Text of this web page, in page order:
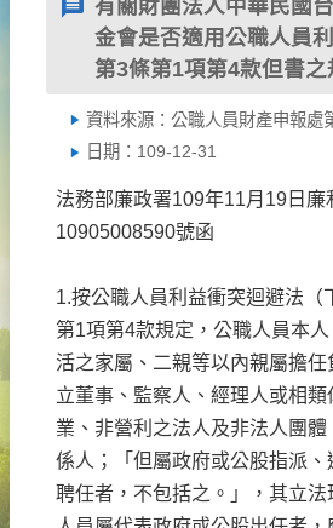
有關財團法人中華民國
金會是否適用公職人員
第3條第1項第4款但書之
資料來源：公職人員財產申報處
日期：109-12-31
法務部廉政署109年11月19日廉
10905008590號函
1.按公職人員利益衝突迴避法（
第1項第4款規定，公職人員本
活之家屬、二親等以內親屬擔
立董事、監察人、經理人或相
業、非營利之法人及非法人團體
係人；「但屬政府或公股指派
聘任者，不包括之。」，其立法